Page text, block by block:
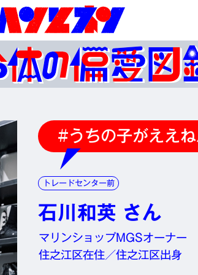
#うちの子がええ
トレードセンター前
石川和英 さん
マリンショップMGSオーナー
住之江区在住／住之江区出身